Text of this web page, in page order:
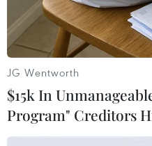
JG Wentworth
$15k In
Program" Creditors